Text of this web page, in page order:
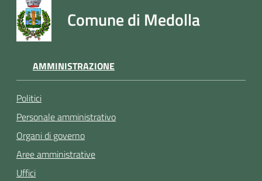
argomenti
Seguici
Comune di Medolla
AMMINISTRAZIONE
Politici
Personale amministrativo
Organi di governo
Aree amministrative
Uffici